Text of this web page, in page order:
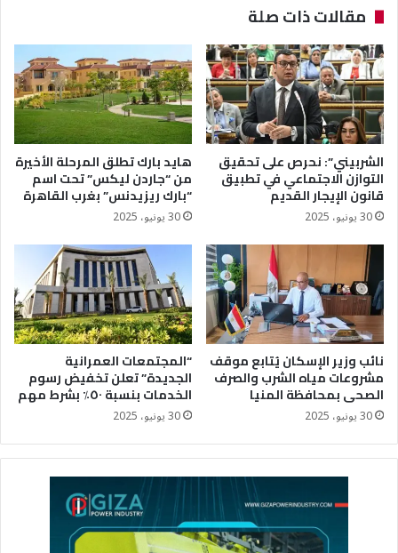
مقالات ذات صلة
الشربيني”: نحرص على تحقيق
التوازن الاجتماعي في تطبيق
قانون الإيجار القديم
30 يونيو، 2025
هايد بارك تطلق المرحلة الأخيرة
من “جاردن ليكس” تحت اسم
“بارك ريزيدنس” بغرب القاهرة
30 يونيو، 2025
نائب وزير الإسكان يُتابع موقف
مشروعات مياه الشرب والصرف
الصحى بمحافظة المنيا
30 يونيو، 2025
“المجتمعات العمرانية
الجديدة” تعلن تخفيض رسوم
الخدمات بنسبة ٥٠٪؜ بشرط مهم
30 يونيو، 2025